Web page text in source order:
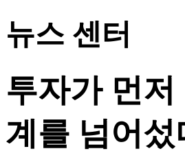
뉴스 센터
투자가 먼
계를 넘어섰